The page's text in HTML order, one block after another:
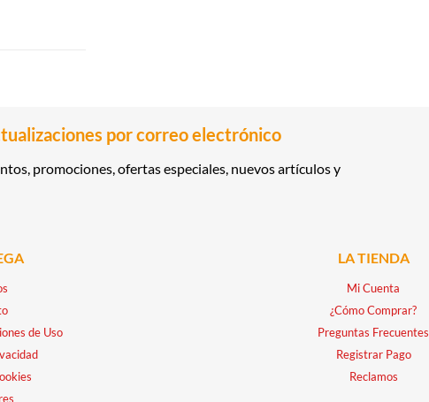
por correo electrónico
promociones, ofertas especiales, nuevos artículos y
de Uso
LA TIENDA
Mi Cuenta
¿Cómo Comprar?
Preguntas Frecuentes
Registrar Pago
Reclamos